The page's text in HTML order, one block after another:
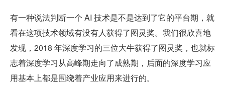
有一种说法判断一个 AI 技术是不是达到了它的平台期，就
看在这项技术领域有没有人获得了图灵奖。我们很欣喜地
发现，2018 年深度学习的三位大牛获得了图灵奖，也就标
志着深度学习从高峰期走向了成熟期，后面的深度学习应
用基本上都是围绕着产业应用来进行的。